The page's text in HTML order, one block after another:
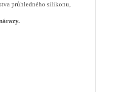
průhledného silikonu,